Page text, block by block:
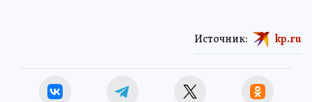
Источник: kp.ru